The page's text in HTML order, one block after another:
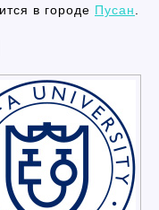
в городе Пусан.